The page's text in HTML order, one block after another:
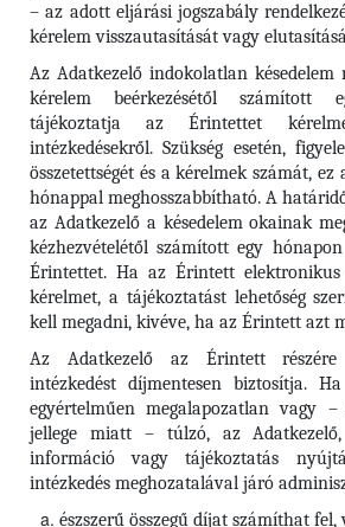
– az adott eljárási jogszabály
kérelem visszautasítását vagy
Az Adatkezelő indokolatlan késedelem
kérelem beérkezésétől számított
tájékoztatja az Érintettet
intézkedésekről. Szükség esetén,
összetettségét és a kérelmek számát,
hónappal meghosszabbítható. A
az Adatkezelő a késedelem okainak
kézhezvételétől számított egy
Érintettet. Ha az Érintett
kérelmet, a tájékoztatást lehetőség
kell megadni, kivéve, ha az Érintett azt
Az Adatkezelő az Érintett
intézkedést díjmentesen biztosítja.
egyértelműen megalapozatlan vagy
jellege miatt – túlzó, az
információ vagy tájékoztatás
intézkedés meghozatalával járó
észszerű összegű díjat számíthat fel,